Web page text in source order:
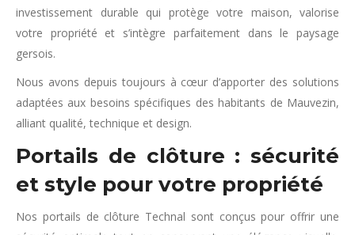
investissement durable qui protège votre maison, valorise
votre propriété et s’intègre parfaitement dans le paysage
gersois.
Nous avons depuis toujours à cœur d’apporter des solutions
adaptées aux besoins spécifiques des habitants de Mauvezin,
alliant qualité, technique et design.
Portails de clôture : sécurité
et style pour votre propriété
Nos portails de clôture Technal sont conçus pour offrir une